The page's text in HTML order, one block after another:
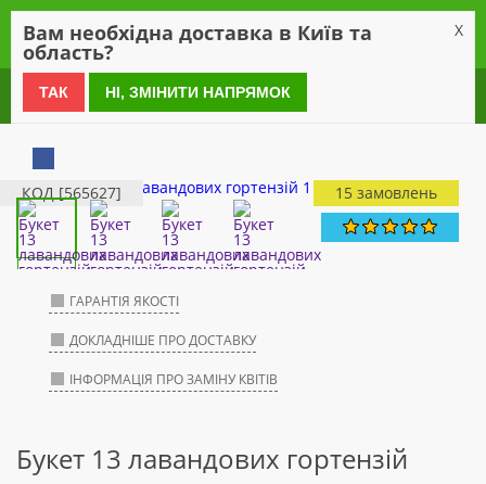
0 800 21 54 55
КОД [565627] 15 замовлень
ГАРАНТІЯ ЯКОСТІ
ДОКЛАДНІШЕ ПРО ДОСТАВКУ
ІНФОРМАЦІЯ ПРО ЗАМІНУ КВІТІВ
Букет 13 лавандових гортензій
Вам необхідна доставка в Київ та
область?
X
ТАК НІ, ЗМІНИТИ НАПРЯМОК